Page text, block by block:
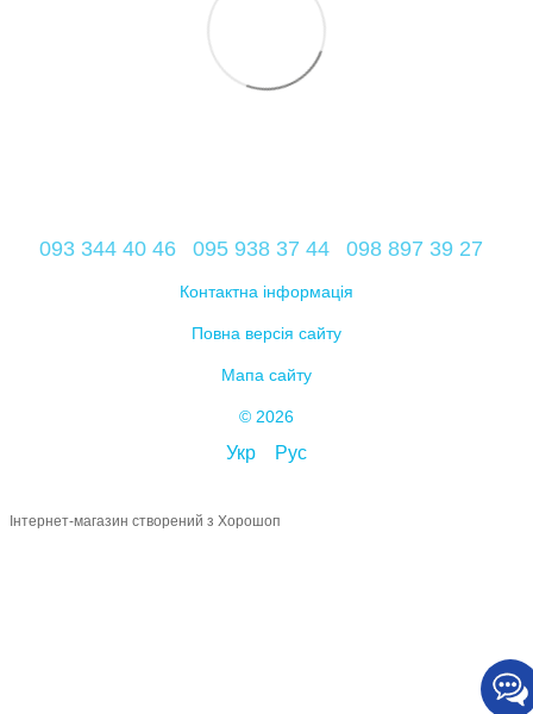
093 344 40 46 095 938 37 44 098 897 39 27
Контактна інформація
Повна версія сайту
Мапа сайту
© 2026
Укр Рус
Інтернет-магазин створений з Хорошоп